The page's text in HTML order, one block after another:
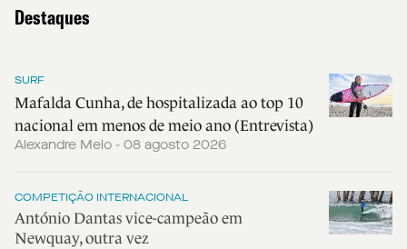
Destaques
SURF
Mafalda Cunha, de hospitalizada ao top 10
nacional em menos de meio ano (Entrevista)
Alexandre Melo - 08 agosto 2026
COMPETIÇÃO INTERNACIONAL
António Dantas vice-campeão em
Newquay, outra vez